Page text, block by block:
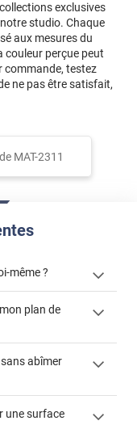
exclusives
studio. Chaque
aux mesures du
couleur perçue peut
commande, testez
ne pas être satisfait,
MAT-2311
même ?
adhésif ? »
plan de
abîmer
une surface